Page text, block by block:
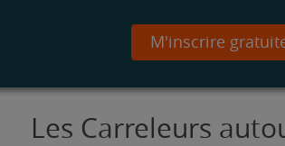
M'inscrire
Les Carreleurs